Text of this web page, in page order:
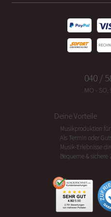
040 /
MO - SO,
Deine Vorteile
Musikproduktion
Als Termin oder
Musik-Erlebnisse
Bequeme &